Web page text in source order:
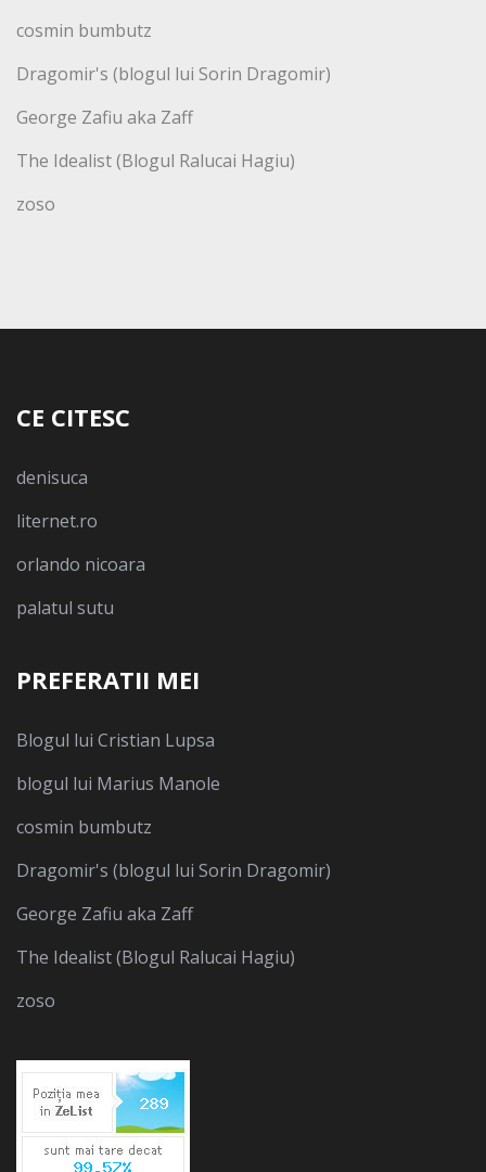
cosmin bumbutz
Dragomir's (blogul lui Sorin Dragomir)
George Zafiu aka Zaff
The Idealist (Blogul Ralucai Hagiu)
zoso
CE CITESC
denisuca
liternet.ro
orlando nicoara
palatul sutu
PREFERATII MEI
Blogul lui Cristian Lupsa
blogul lui Marius Manole
cosmin bumbutz
Dragomir's (blogul lui Sorin Dragomir)
George Zafiu aka Zaff
The Idealist (Blogul Ralucai Hagiu)
zoso